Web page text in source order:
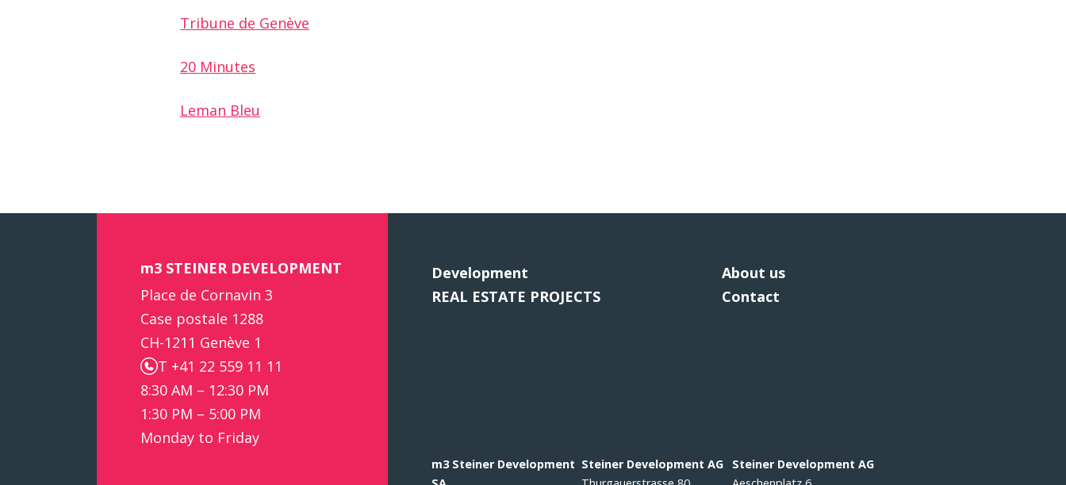
Tribune de Genève
20 Minutes
Leman Bleu
m3 STEINER DEVELOPMENT
Place de Cornavin 3
Case postale 1288
CH-1211 Genève 1
T +41 22 559 11 11
8:30 AM – 12:30 PM
1:30 PM – 5:00 PM
Monday to Friday
Development
REAL ESTATE PROJECTS
About us
Contact
m3 Steiner Development Steiner Development AG
Steiner Development AG